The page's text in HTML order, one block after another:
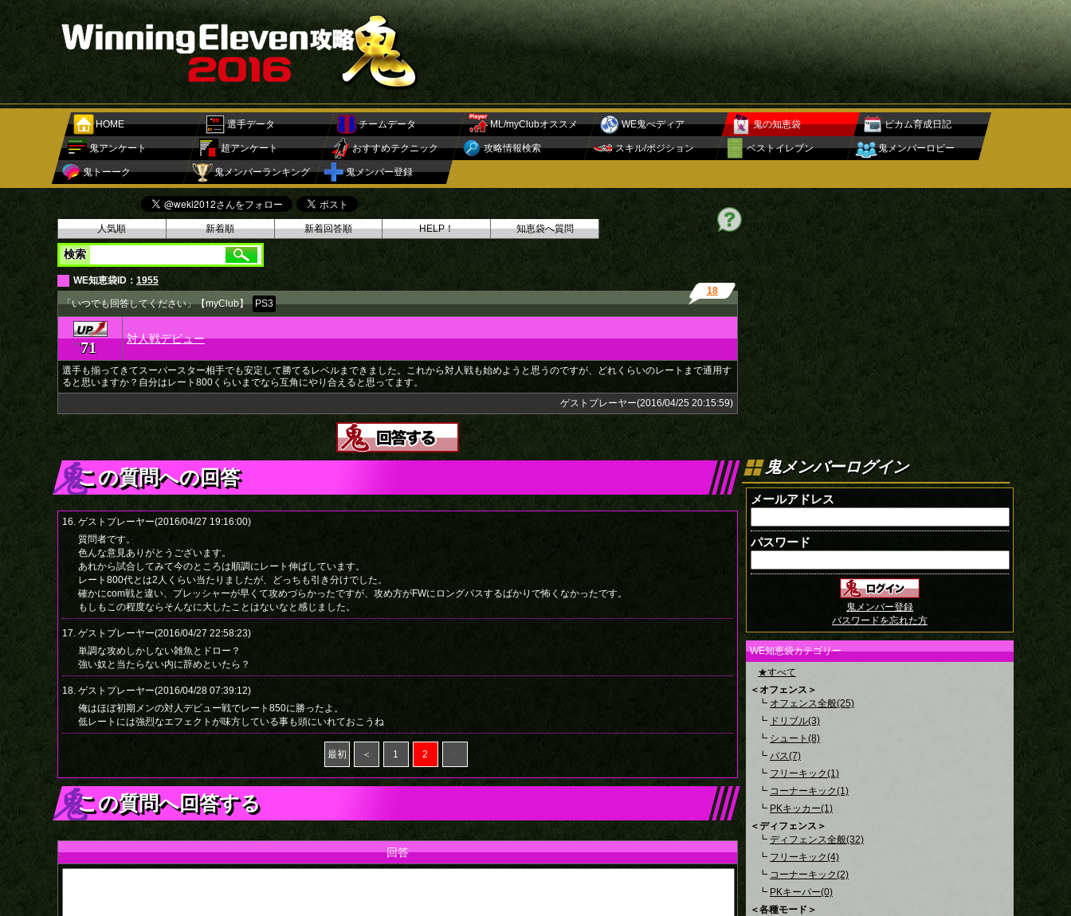
HOME 選手データ チームデータ ML/myClubオススメ WE鬼ぺディア 鬼の知恵袋 ビカム育成日記
鬼アンケート 超アンケート おすすめテクニック 攻略情報検索 スキル/ポジション ベストイレブン 鬼メンバーロビー
鬼トーーク 鬼メンバーランキング 鬼メンバー登録
人気順 新着順 新着回答順 HELP！ 知恵袋へ質問
検索
WE知恵袋ID： 1955
「いつでも回答してください」【myClub】 PS3
18
★71 対人戦デビュー
選手も揃ってきてスーパースター相手でも安定して勝てるレベルまできました。これから対人戦も始めようと思うのですが、どれくらいのレートまで通用す
ると思いますか？自分はレート800くらいまでなら互角にやり合えると思ってます。
ゲストプレーヤー(2016/04/25 20:15:59)
この質問への回答
16. ゲストプレーヤー(2016/04/27 19:16:00)
質問者です。
色んな意見ありがとうございます。
あれから試合してみて今のところは順調にレート伸ばしています。
レート800代とは2人くらい当たりましたが、どっちも引き分けでした。
確かにcom戦と違い、プレッシャーが早くて攻めづらかったですが、攻め方がFWにロングパスするばかりで怖くなかったです。
もしもこの程度ならそんなに大したことはないなと感じました。
17. ゲストプレーヤー(2016/04/27 22:58:23)
単調な攻めしかしない雑魚とドロー？
強い奴と当たらない内に辞めといたら？
18. ゲストプレーヤー(2016/04/28 07:39:12)
俺はほぼ初期メンの対人デビュー戦でレート850に勝ったよ。
低レートには強烈なエフェクトが味方している事も頭にいれておこうね
最初 ＜ 1 2
この質問へ回答する
回答
鬼メンバーログイン
メールアドレス
パスワード
鬼メンバー登録
パスワードを忘れた方
WE知恵袋カテゴリー
★すべて
＜オフェンス＞
┗ オフェンス全般(25)
┗ ドリブル(3)
┗ シュート(8)
┗ パス(7)
┗ フリーキック(1)
┗ コーナーキック(1)
┗ PKキッカー(1)
＜ディフェンス＞
┗ ディフェンス全般(32)
┗ フリーキック(4)
┗ コーナーキック(2)
┗ PKキーパー(0)
＜各種モード＞